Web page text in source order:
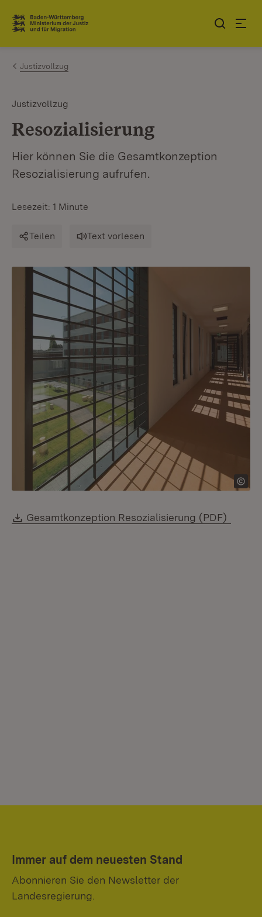
Zum Inhalt springen
Link zur Startseite
Justizvollzug
Justizvollzug
Resozialisierung
Hier können Sie die Gesamtkonzeption
Resozialisierung aufrufen.
Lesezeit: 1 Minute
Teilen Text vorlesen
Download:
Gesamtkonzeption Resozialisierung (PDF)
Immer auf dem neuesten Stand
Abonnieren Sie den Newsletter der
Landesregierung.